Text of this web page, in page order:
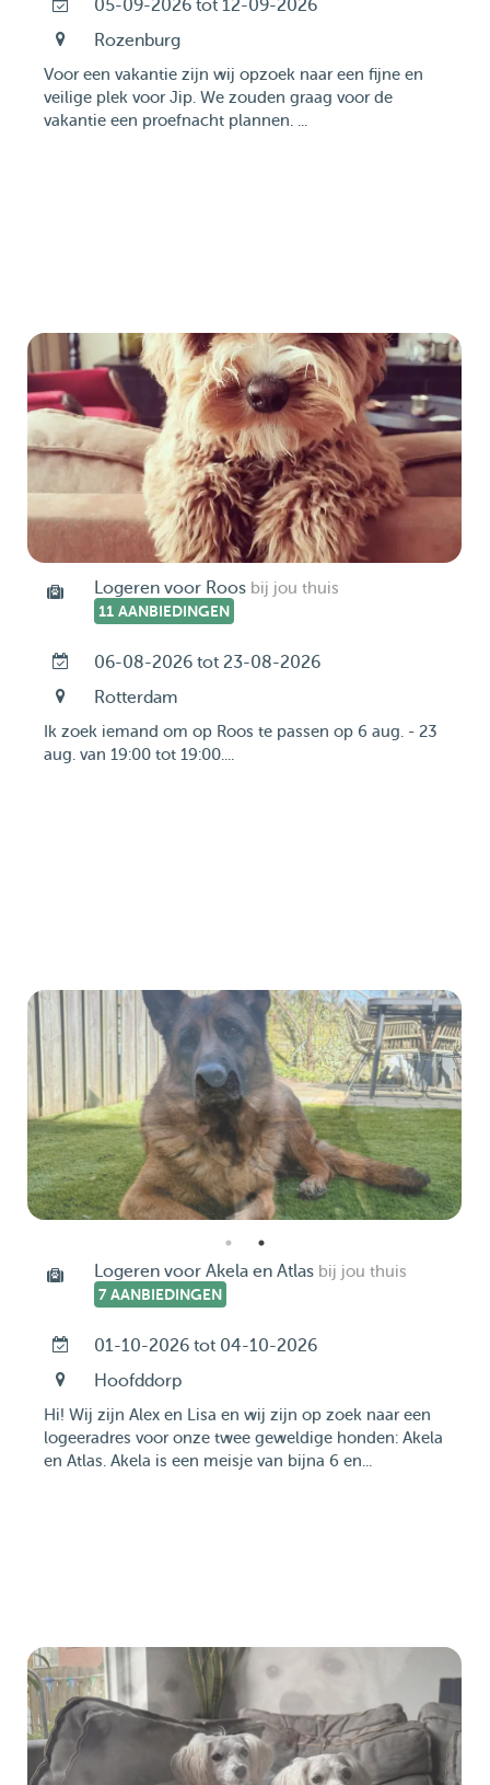
05-09-2026 tot 12-09-2026
Rozenburg
Voor een vakantie zijn wij opzoek naar een fijne en
veilige plek voor Jip. We zouden graag voor de
vakantie een proefnacht plannen. ...
Logeren voor Roos bij jou thuis
11 AANBIEDINGEN
06-08-2026 tot 23-08-2026
Rotterdam
Ik zoek iemand om op Roos te passen op 6 aug. - 23
aug. van 19:00 tot 19:00....
Logeren voor Akela en Atlas bij jou thuis
7 AANBIEDINGEN
01-10-2026 tot 04-10-2026
Hoofddorp
Hi! Wij zijn Alex en Lisa en wij zijn op zoek naar een
logeeradres voor onze twee geweldige honden: Akela
en Atlas. Akela is een meisje van bijna 6 en...